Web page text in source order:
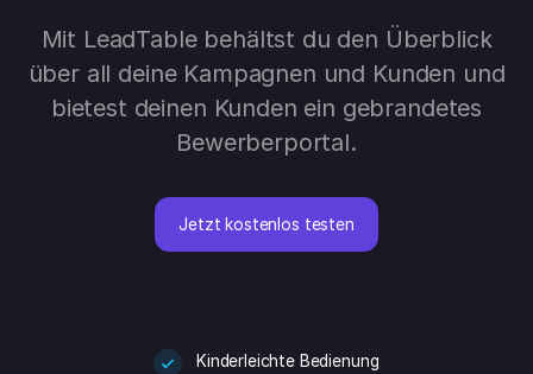
Mit LeadTable behältst du den Überblick
über all deine Kampagnen und Kunden und
bietest deinen Kunden ein gebrandetes
Bewerberportal.
Jetzt kostenlos testen
Kinderleichte Bedienung